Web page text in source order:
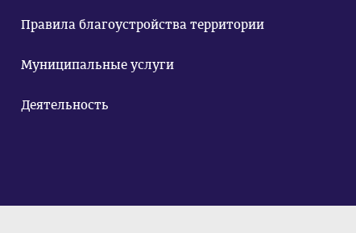
Правила благоустройства территории
Муниципальные услуги
Деятельность